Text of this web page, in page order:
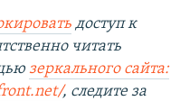
доступ к
читать
зеркального сайта:
, следите за